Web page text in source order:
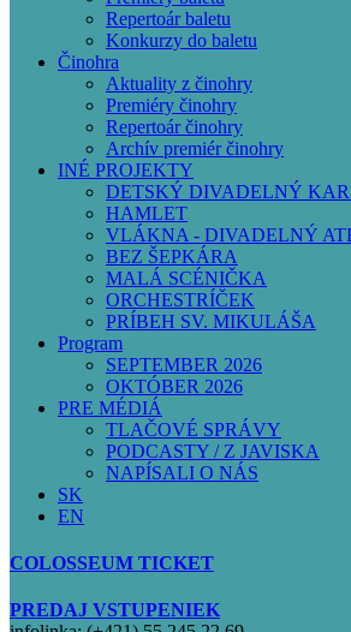
Repertoár baletu
Konkurzy do baletu
Činohra
Aktuality z činohry
Premiéry činohry
Repertoár činohry
Archív premiér činohry
INÉ PROJEKTY
DETSKÝ DIVADELNÝ
HAMLET
VLÁKNA - DIVADELNÝ
BEZ ŠEPKÁRA
MALÁ SCÉNIČKA
ORCHESTRÍČEK
PRÍBEH SV. MIKULÁŠA
Program
SEPTEMBER 2026
OKTÓBER 2026
PRE MÉDIÁ
TLAČOVÉ SPRÁVY
PODCASTY / Z JAVISKA
NAPÍSALI O NÁS
SK
EN
COLOSSEUM TICKET
PREDAJ VSTUPENIEK